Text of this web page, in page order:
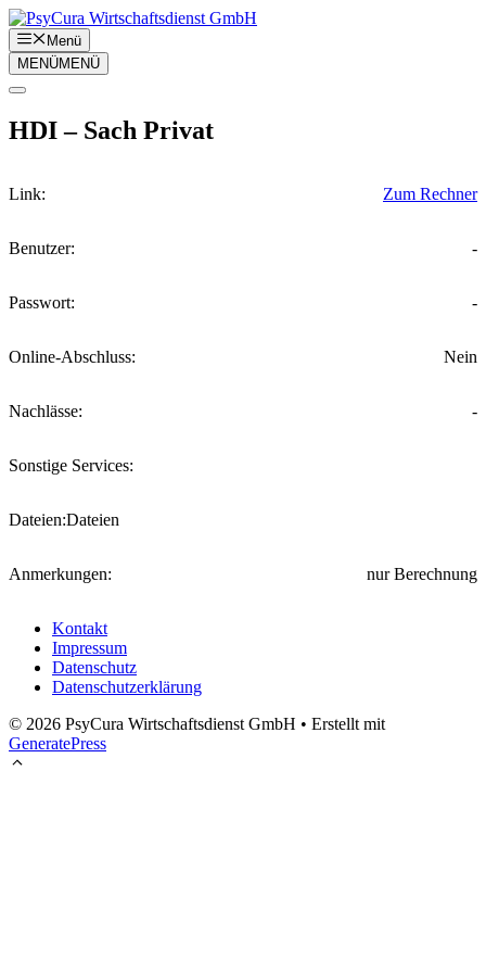
Zum
Inhalt
springen
Menü
MENÜMENÜ
HDI – Sach Privat
Link: Zum Rechner
Benutzer: -
Passwort: -
Online-Abschluss: Nein
Nachlässe: -
Sonstige Services:
Dateien:Dateien
Anmerkungen: nur Berechnung
Kontakt
Impressum
Datenschutz
Datenschutzerklärung
© 2026 PsyCura Wirtschaftsdienst GmbH • Erstellt mit
GeneratePress